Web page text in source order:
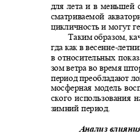
для лета и в меньшей
сматриваемой
цикличность и могут
Таким образом,
гда как в весенне-
в относительных
зом ветра во время
период преобладают
мосферная модель
ского использования
зимний период.
Анализ